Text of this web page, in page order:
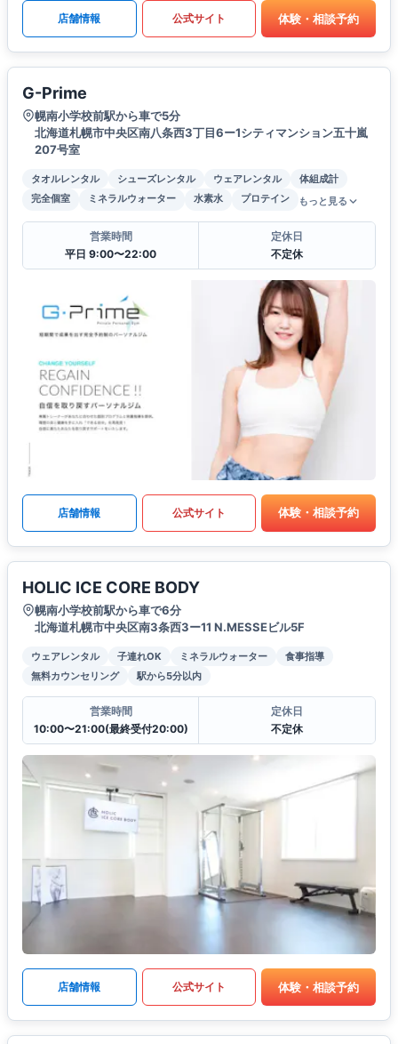
店舗情報 公式サイト 体験・相談予約
G-Prime
幌南小学校前駅から車で5分
北海道札幌市中央区南八条西3丁目6ー1シティマンション五十嵐
207号室
タオルレンタル シューズレンタル ウェアレンタル
体組成計
完全個室
ミネラルウォーター 水素水 プロテイン もっと見る
営業時間
平日 9:00〜22:00
定休日
不定休
店舗情報 公式サイト 体験・相談予約
HOLIC ICE CORE BODY
幌南小学校前駅から車で6分
北海道札幌市中央区南3条西3ー11 N.MESSEビル5F
ウェアレンタル 子連れOK ミネラルウォーター
食事指導
無料カウンセリング
駅から5分以内
営業時間
10:00〜21:00(最終受付20:00)
定休日
不定休
店舗情報 公式サイト 体験・相談予約